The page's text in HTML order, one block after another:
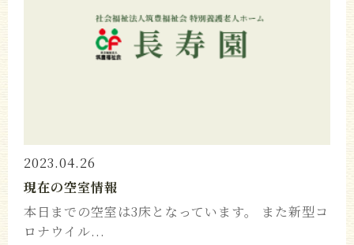
2023.04.26
現在の空室情報
本日までの空室は3床となっています。 また新型コ
ロナウイル...